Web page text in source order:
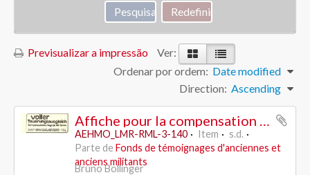
Previsualizar a impressão
Ver:
Ordenar por ordem: Date modified
Direction: Ascending
Affiche pour la compensation intégrale du renchérissement - SAP /PSL
AEHMO_LMR-RML-3-140 Item
s.d.
Parte deFonds de témoignages d'anciennes et
anciens militants
Bruno Bollinger